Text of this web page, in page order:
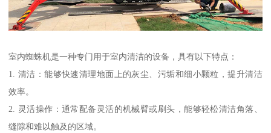
室内蜘蛛机是一种专门用于室内清洁的设备，具有以下特点：
1. 清洁：能够快速清理地面上的灰尘、污垢和细小颗粒，提升清洁
效率。
2. 灵活操作：通常配备灵活的机械臂或刷头，能够轻松清洁角落、
缝隙和难以触及的区域。